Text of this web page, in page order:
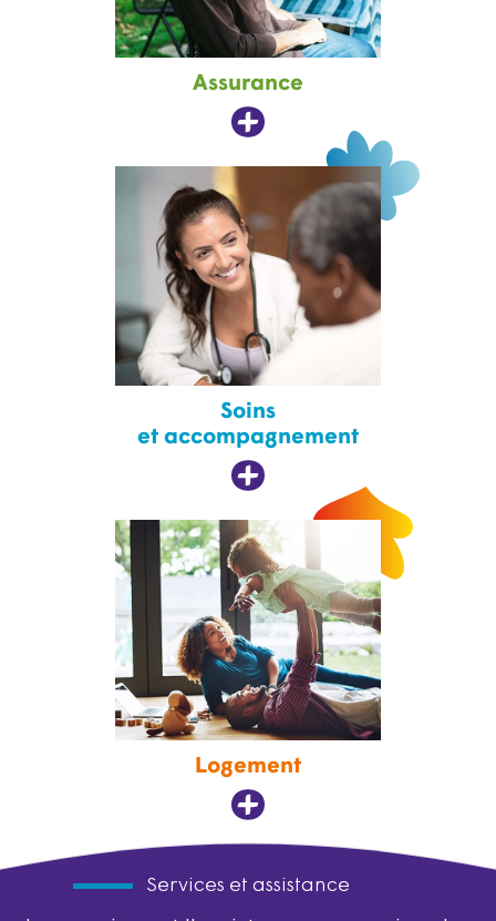
Assurance
Soins
et accompagnement
Logement
Services et assistance